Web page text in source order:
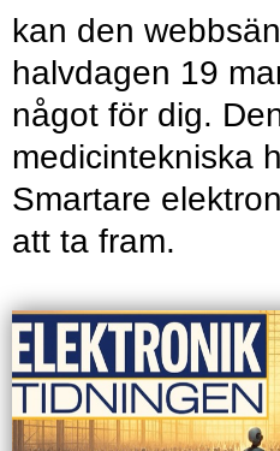
kan den
halvdagen 19
något för dig.
medicintekniska
Smartare
att ta fram.